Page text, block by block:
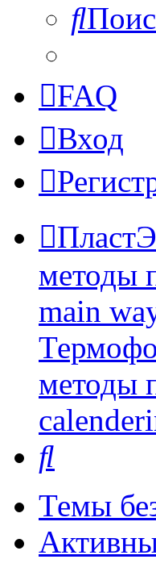
FAQ
Вход
методы
main
методы
Темы